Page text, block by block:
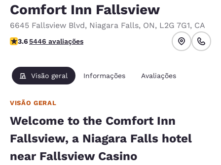
Comfort Inn Fallsview
6645 Fallsview Blvd, Niagara Falls, ON, L2G 7G1, CA
classificação 3.63 estrelas. Bom.
3.65446 avaliações
Visão geral Informações Avaliações
VISÃO GERAL
Welcome to the Comfort Inn
Fallsview, a Niagara Falls hotel
near Fallsview Casino